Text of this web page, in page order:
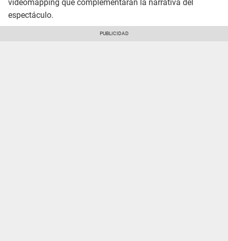
videomapping que complementarán la narrativa del
espectáculo.